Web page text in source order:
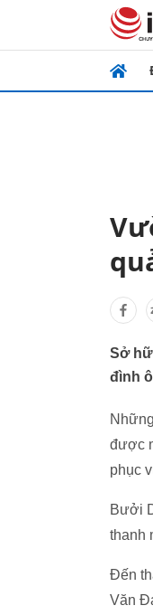
Sở
đình
được
phục
Bưởi
thanh
Đến
Văn